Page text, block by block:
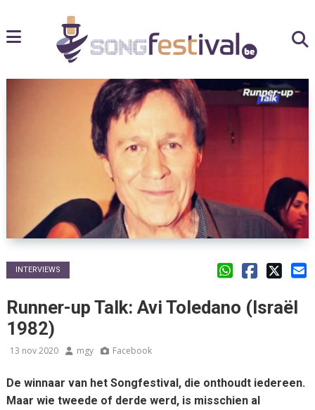
INTERVIEWS
Runner-up Talk: Avi Toledano (Israël
1982)
13 nov 2020 mgy Facebook
De winnaar van het Songfestival, die onthoudt iedereen.
Maar wie tweede of derde werd, is misschien al